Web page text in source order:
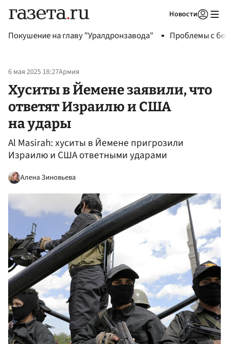
Новости
Покушение на главу "Уралдронзавода" Проблемы с
6 мая 2025 18:27Армия
Хуситы в Йемене заявили, что
ответят Израилю и США
на удары
Al Masirah: хуситы в Йемене пригрозили
Израилю и США ответными ударами
Алена Зиновьева